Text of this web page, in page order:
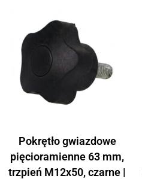
Pokrętło gwiazdowe
pięcioramienne 63 mm,
trzpień M12x50, czarne |